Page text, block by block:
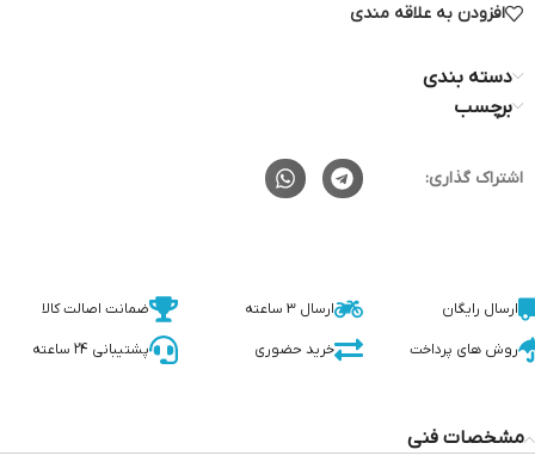
افزودن به علاقه مندی
دسته بندی
برچسب
اشتراک گذاری:
ارسال رایگان ارسال 3 ساعته ضمانت اصالت کالا
روش های پرداخت خرید حضوری پشتیبانی 24 ساعته
مشخصات فنی